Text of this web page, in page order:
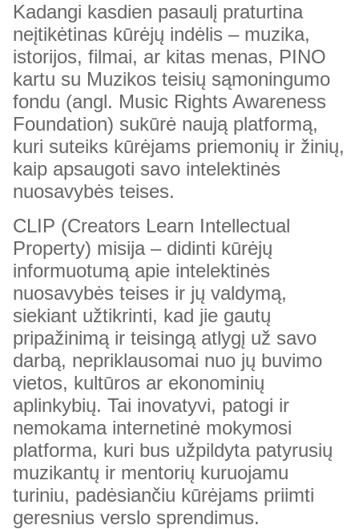
Kadangi kasdien pasaulį praturtina
neįtikėtinas kūrėjų indėlis – muzika,
istorijos, filmai, ar kitas menas, PINO
kartu su Muzikos teisių sąmoningumo
fondu (angl. Music Rights Awareness
Foundation) sukūrė naują platformą,
kuri suteiks kūrėjams priemonių ir žinių,
kaip apsaugoti savo intelektinės
nuosavybės teises.
CLIP (Creators Learn Intellectual
Property) misija – didinti kūrėjų
informuotumą apie intelektinės
nuosavybės teises ir jų valdymą,
siekiant užtikrinti, kad jie gautų
pripažinimą ir teisingą atlygį už savo
darbą, nepriklausomai nuo jų buvimo
vietos, kultūros ar ekonominių
aplinkybių. Tai inovatyvi, patogi ir
nemokama internetinė mokymosi
platforma, kuri bus užpildyta patyrusių
muzikantų ir mentorių kuruojamu
turiniu, padėsiančiu kūrėjams priimti
geresnius verslo sprendimus.